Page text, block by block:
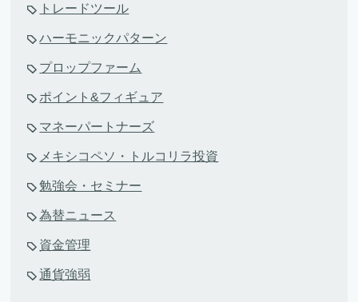
トレードツール
ハーモニックパターン
プロップファーム
ポイント&フィギュア
マネーパートナーズ
メキシコペソ・トルコリラ投資
勉強会・セミナー
為替ニュース
資金管理
通貨強弱